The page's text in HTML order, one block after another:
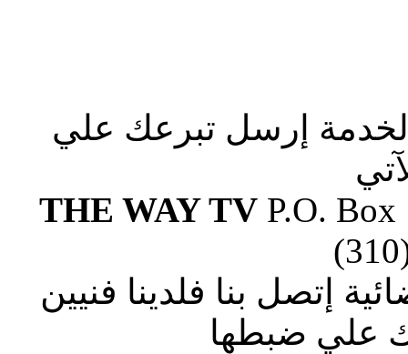
إرسل تبرعك علي
THE WAY TVP.O. Box
إتصل بنا فلدينا فنيين
علي ضبطها